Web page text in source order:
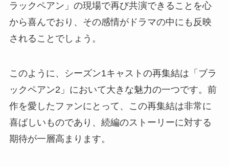
ラックペアン」の現場で再び共演できることを心
から喜んでおり、その感情がドラマの中にも反映
されることでしょう。
このように、シーズン1キャストの再集結は「ブラ
ックペアン2」において大きな魅力の一つです。前
作を愛したファンにとって、この再集結は非常に
喜ばしいものであり、続編のストーリーに対する
期待が一層高まります。